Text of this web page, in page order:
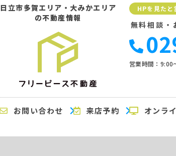
日立市多賀エリア・大みかエリア
の不動産情報
HPを見たと
無料相談・
営業時間：9:00
お問い合わせ 来店予約 オンラ